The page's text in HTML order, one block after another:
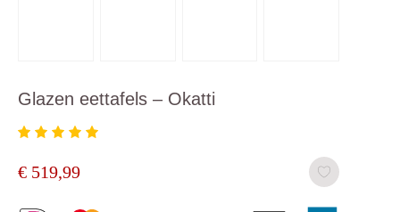
Glazen eettafels – Okatti
€ 519,99